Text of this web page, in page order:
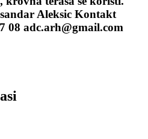
Aleksic Kontakt
08 adc.arh@gmail.com